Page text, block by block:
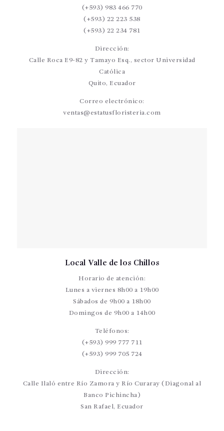
(+593) 983 466 770
(+593) 22 223 538
(+593) 22 234 781
Dirección:
Calle Roca E9-82 y Tamayo Esq., sector Universidad
Católica
Quito, Ecuador
Correo electrónico:
ventas@estatusfloristeria.com
Local Valle de los Chillos
Horario de atención:
Lunes a viernes 8h00 a 19h00
Sábados de 9h00 a 18h00
Domingos de 9h00 a 14h00
Teléfonos:
(+593) 999 777 711
(+593) 999 705 724
Dirección:
Calle Ilaló entre Río Zamora y Río Curaray (Diagonal al
Banco Pichincha)
San Rafael, Ecuador